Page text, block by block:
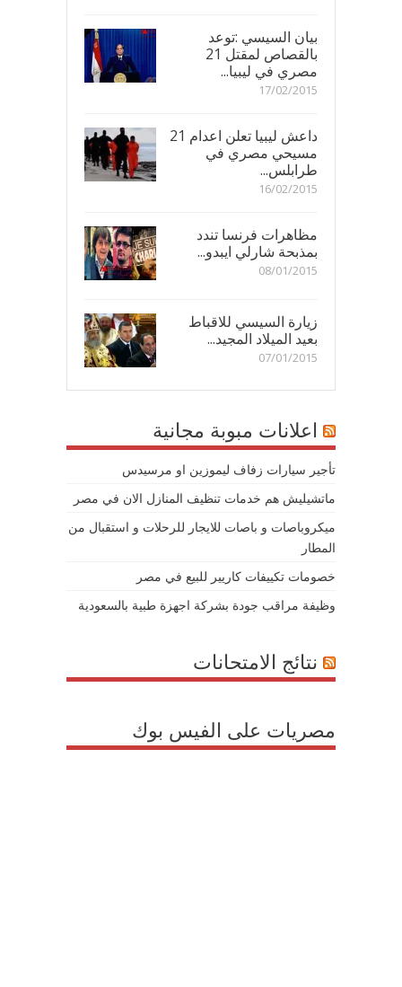
بيان السيسي :توعد
بالقصاص لمقتل 21
مصري في ليبيا...
17/02/2015
داعش ليبيا تعلن اعدام 21
مسيحي مصري في
طرابلس...
16/02/2015
مظاهرات فرنسا تندد
بمذبحة شارلي ايبدو...
08/01/2015
زيارة السيسي للاقباط
بعيد الميلاد المجيد...
07/01/2015
اعلانات مبوبة مجانية
تأجير سيارات زفاف ليموزين او مرسيدس
ماتشيليش هم خدمات تنظيف المنازل الان في مصر
ميكروباصات و باصات للايجار للرحلات و استقبال من
المطار
خصومات تكييفات كاريير للبيع في مصر
وظيفة مراقب جودة بشركة اجهزة طبية بالسعودية
نتائج الامتحانات
مصريات على الفيس بوك